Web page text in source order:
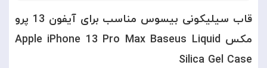
قاب سیلیکونی بیسوس مناسب برای آیفون 13 پرو
مکس Apple iPhone 13 Pro Max Baseus Liquid
Silica Gel Case